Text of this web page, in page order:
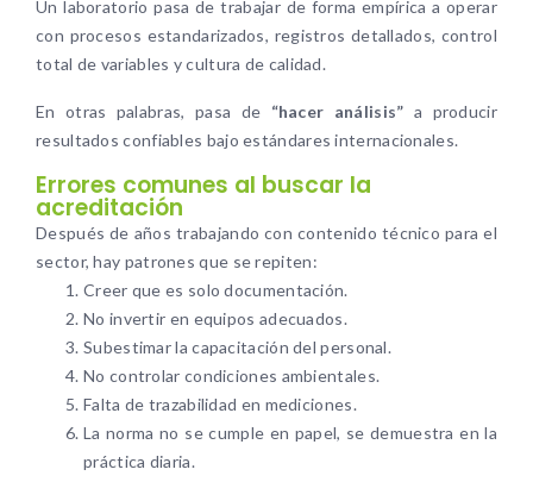
Un laboratorio pasa de trabajar de forma empírica a operar
con procesos estandarizados, registros detallados, control
total de variables y cultura de calidad.
En otras palabras, pasa de “hacer análisis” a producir
resultados confiables bajo estándares internacionales.
Errores comunes al buscar la
acreditación
Después de años trabajando con contenido técnico para el
sector, hay patrones que se repiten:
Creer que es solo documentación.
No invertir en equipos adecuados.
Subestimar la capacitación del personal.
No controlar condiciones ambientales.
Falta de trazabilidad en mediciones.
La norma no se cumple en papel, se demuestra en la
práctica diaria.